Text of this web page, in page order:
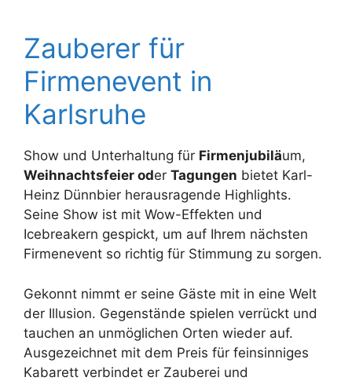
Zauberer für
Firmenevent in
Karlsruhe
Show und Unterhaltung für Firmenjubiläum,
Weihnachtsfeier oder Tagungen bietet Karl-
Heinz Dünnbier herausragende Highlights.
Seine Show ist mit Wow-Effekten und
Icebreakern gespickt, um auf Ihrem nächsten
Firmenevent so richtig für Stimmung zu sorgen.
Gekonnt nimmt er seine Gäste mit in eine Welt
der Illusion. Gegenstände spielen verrückt und
tauchen an unmöglichen Orten wieder auf.
Ausgezeichnet mit dem Preis für feinsinniges
Kabarett verbindet er Zauberei und